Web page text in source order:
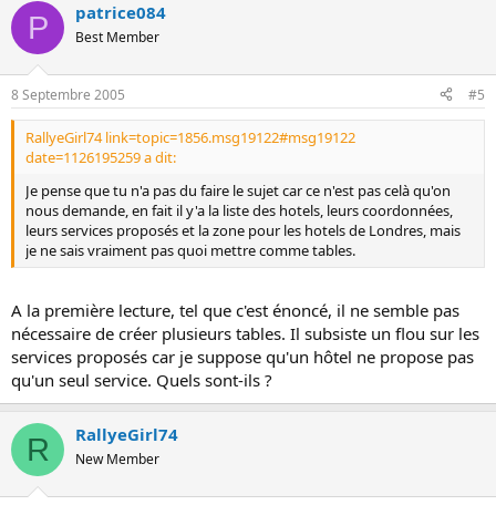
P patrice084
Best Member
8 Septembre 2005 #5
RallyeGirl74 link=topic=1856.msg19122#msg19122
date=1126195259 a dit:
Je pense que tu n'a pas du faire le sujet car ce n'est pas celà qu'on
nous demande, en fait il y'a la liste des hotels, leurs coordonnées,
leurs services proposés et la zone pour les hotels de Londres, mais
je ne sais vraiment pas quoi mettre comme tables.
A la première lecture, tel que c'est énoncé, il ne semble pas
nécessaire de créer plusieurs tables. Il subsiste un flou sur les
services proposés car je suppose qu'un hôtel ne propose pas
qu'un seul service. Quels sont-ils ?
R RallyeGirl74
New Member